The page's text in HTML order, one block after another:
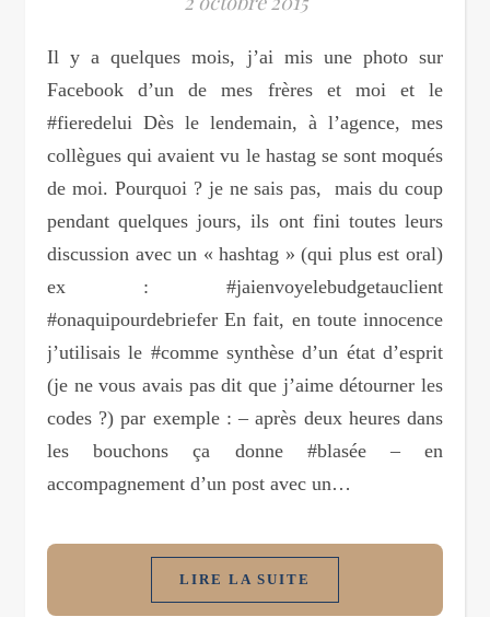
Il y a quelques mois, j’ai mis une photo sur
Facebook d’un de mes frères et moi et le
#fieredelui Dès le lendemain, à l’agence, mes
collègues qui avaient vu le hastag se sont moqués
de moi. Pourquoi ? je ne sais pas, mais du coup
pendant quelques jours, ils ont fini toutes leurs
discussion avec un « hashtag » (qui plus est oral)
ex : #jaienvoyelebudgetauclient
#onaquipourdebriefer En fait, en toute innocence
j’utilisais le #comme synthèse d’un état d’esprit
(je ne vous avais pas dit que j’aime détourner les
codes ?) par exemple : – après deux heures dans
les bouchons ça donne #blasée – en
accompagnement d’un post avec un…
LIRE LA SUITE